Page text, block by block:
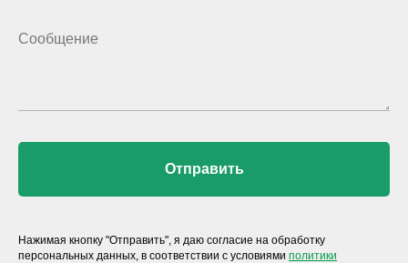
Отправить
Нажимая кнопку "Отправить", я даю согласие на обработку
персональных данных, в соответствии с условиями политики